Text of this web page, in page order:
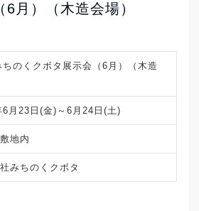
月）（木造会場）
のくクボタ展示会（6月）（木造
6月23日(金)～6月24日(土)
地内
みちのくクボタ